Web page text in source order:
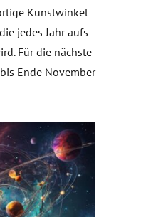
Kunstwinkel
jedes Jahr aufs
Für die nächste
Ende November
und Künstler“